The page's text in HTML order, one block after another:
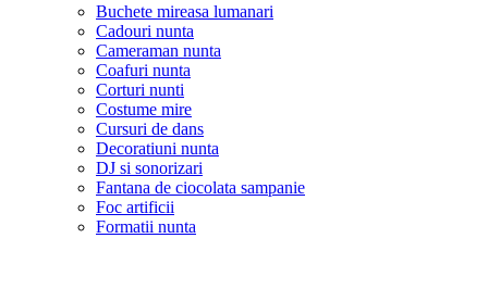
Buchete mireasa lumanari
Cadouri nunta
Cameraman nunta
Coafuri nunta
Corturi nunti
Costume mire
Cursuri de dans
Decoratiuni nunta
DJ si sonorizari
Fantana de ciocolata sampanie
Foc artificii
Formatii nunta